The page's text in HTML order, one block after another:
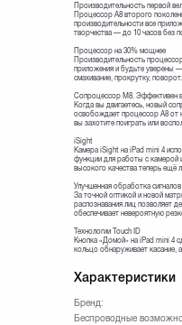
Производительность первой
Процессор A8 второго
производительности все
творчества — до 10 часов без
Процессор на 30% мощнее
Производительность
приложения и будьте уверены
смахивание, прокрутку, поворот.
Сопроцессор M8. Эффективен
Когда вы двигаетесь, новый
освобождает процессор A8 от
вы захотите поиграть или
iSight
Камера iSight на iPad mini 4
функции для работы с камерой
высокого качества теперь ещё
Улучшенная обработка
За точной оптикой и новой
распознавания лиц позволяет
обеспечивает невероятную
Технологии Touch ID
Кнопка «Домой» на iPad mini 4
кольцо обнаруживает касание,
Характеристики
Бренд:
Беспроводные